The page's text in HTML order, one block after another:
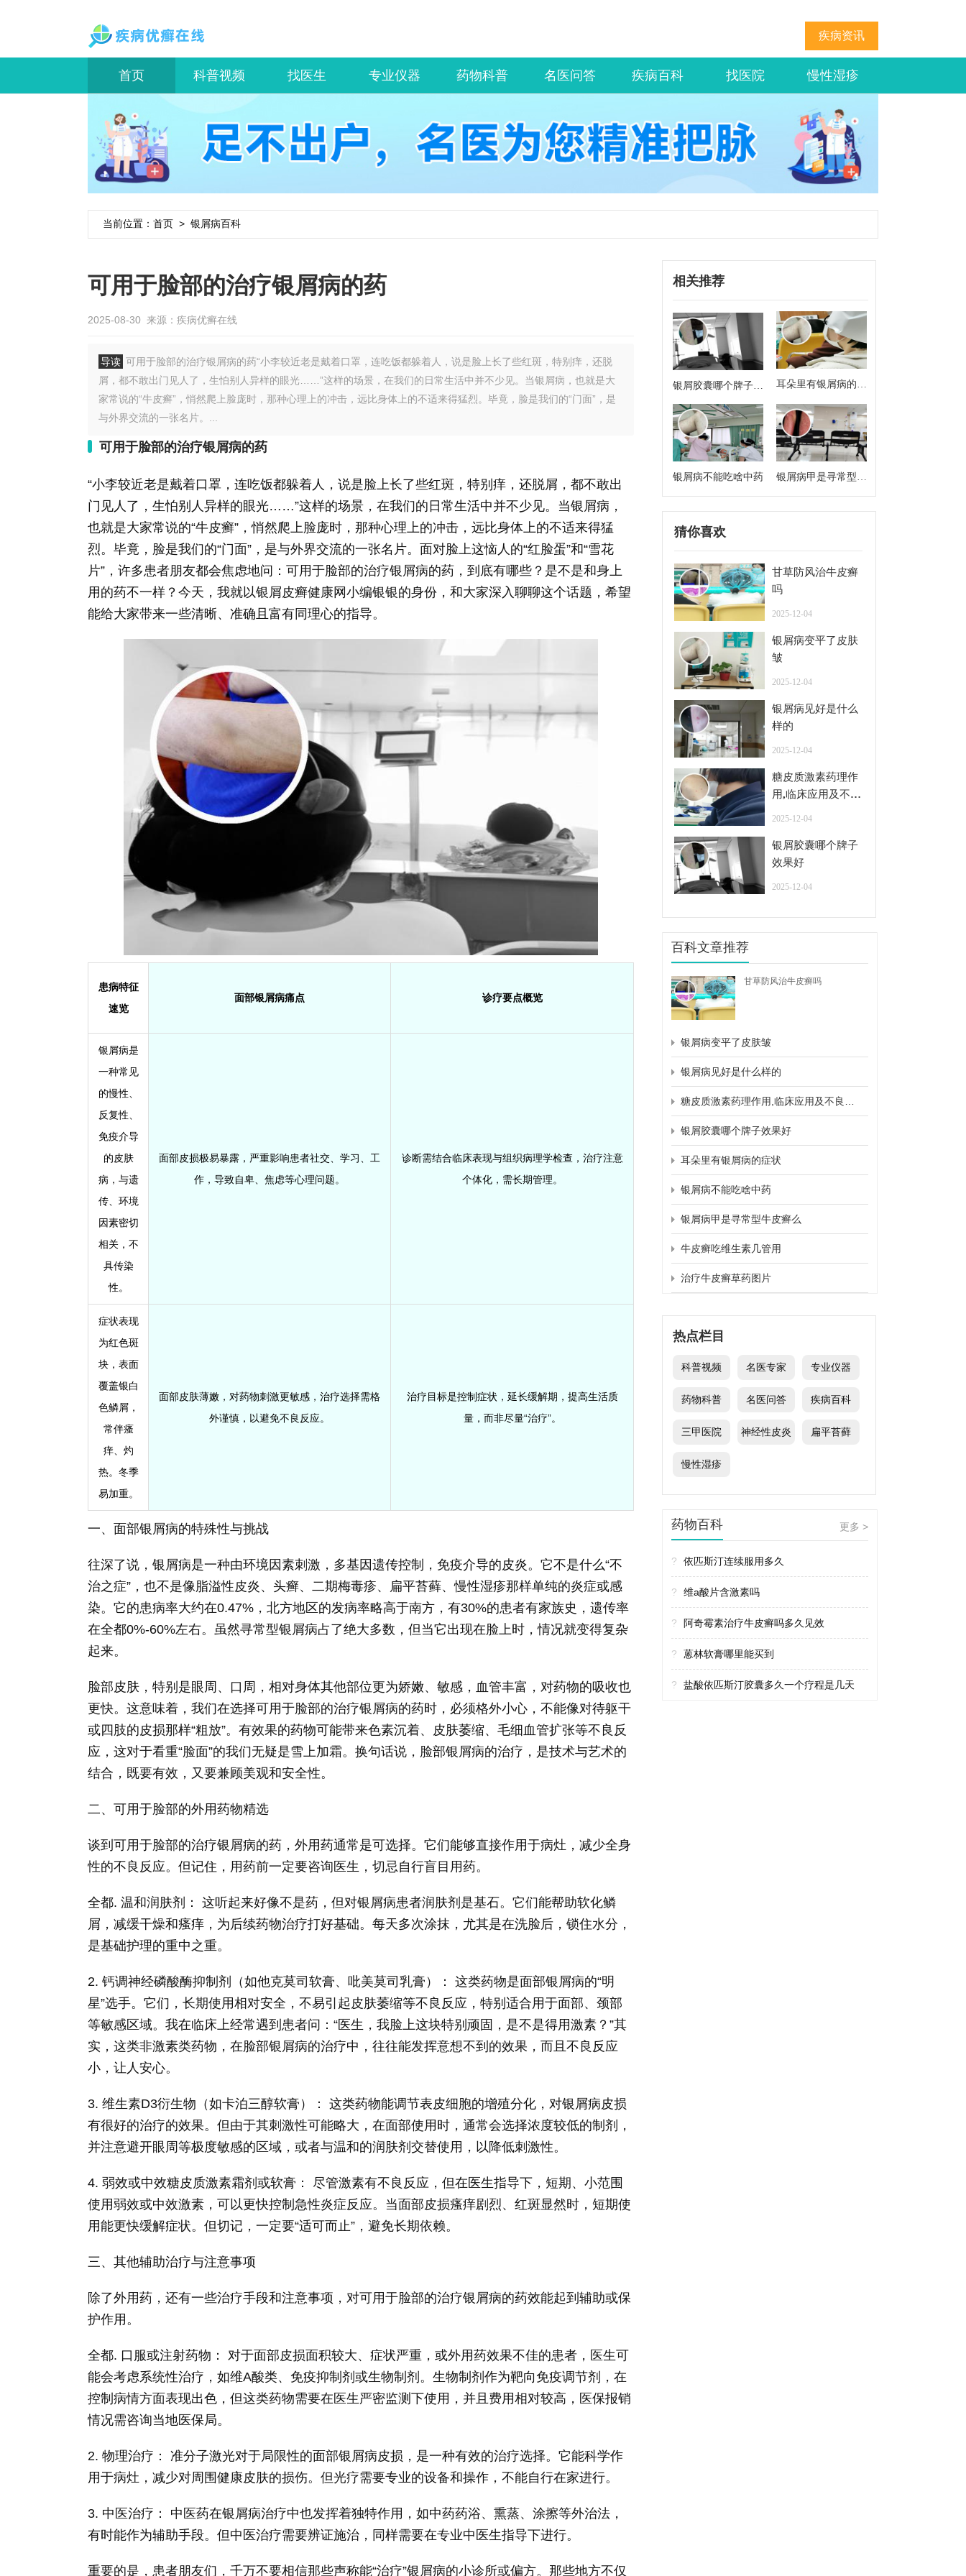
疾病资讯
首页 科普视频 找医生 专业仪器 药物科普 名医问答 疾病百科 找医院 慢性湿疹
当前位置： 首页 > 银屑病百科
可用于脸部的治疗银屑病的药
2025-08-30 来源： 疾病优癣在线
导读 可用于脸部的治疗银屑病的药“小李较近老是戴着口罩，连吃饭都躲着人，说是脸上长了些红斑，特别痒，还脱
屑，都不敢出门见人了，生怕别人异样的眼光……”这样的场景，在我们的日常生活中并不少见。当银屑病，也就是大
家常说的“牛皮癣”，悄然爬上脸庞时，那种心理上的冲击，远比身体上的不适来得猛烈。毕竟，脸是我们的“门面”，是
与外界交流的一张名片。...
可用于脸部的治疗银屑病的药
“小李较近老是戴着口罩，连吃饭都躲着人，说是脸上长了些红斑，特别痒，还脱屑，都不敢出
门见人了，生怕别人异样的眼光……”这样的场景，在我们的日常生活中并不少见。当银屑病，
也就是大家常说的“牛皮癣”，悄然爬上脸庞时，那种心理上的冲击，远比身体上的不适来得猛
烈。毕竟，脸是我们的“门面”，是与外界交流的一张名片。面对脸上这恼人的“红脸蛋”和“雪花
片”，许多患者朋友都会焦虑地问：可用于脸部的治疗银屑病的药，到底有哪些？是不是和身上
用的药不一样？今天，我就以银屑皮癣健康网小编银银的身份，和大家深入聊聊这个话题，希望
能给大家带来一些清晰、准确且富有同理心的指导。
患病特征
速览
面部银屑病痛点 诊疗要点概览
银屑病是
一种常见
的慢性、
反复性、
免疫介导
的皮肤
病，与遗
传、环境
因素密切
相关，不
具传染
性。
面部皮损极易暴露，严重影响患者社交、学习、工
作，导致自卑、焦虑等心理问题。
诊断需结合临床表现与组织病理学检查，治疗注意
个体化，需长期管理。
症状表现
为红色斑
块，表面
覆盖银白
色鳞屑，
常伴瘙
痒、灼
热。冬季
易加重。
面部皮肤薄嫩，对药物刺激更敏感，治疗选择需格
外谨慎，以避免不良反应。
治疗目标是控制症状，延长缓解期，提高生活质
量，而非尽量“治疗”。
一、面部银屑病的特殊性与挑战
往深了说，银屑病是一种由环境因素刺激，多基因遗传控制，免疫介导的皮炎。它不是什么“不
治之症”，也不是像脂溢性皮炎、头癣、二期梅毒疹、扁平苔藓、慢性湿疹那样单纯的炎症或感
染。它的患病率大约在0.47%，北方地区的发病率略高于南方，有30%的患者有家族史，遗传率
在全都0%-60%左右。虽然寻常型银屑病占了绝大多数，但当它出现在脸上时，情况就变得复杂
起来。
脸部皮肤，特别是眼周、口周，相对身体其他部位更为娇嫩、敏感，血管丰富，对药物的吸收也
更快。这意味着，我们在选择可用于脸部的治疗银屑病的药时，必须格外小心，不能像对待躯干
或四肢的皮损那样“粗放”。有效果的药物可能带来色素沉着、皮肤萎缩、毛细血管扩张等不良反
应，这对于看重“脸面”的我们无疑是雪上加霜。换句话说，脸部银屑病的治疗，是技术与艺术的
结合，既要有效，又要兼顾美观和安全性。
二、可用于脸部的外用药物精选
谈到可用于脸部的治疗银屑病的药，外用药通常是可选择。它们能够直接作用于病灶，减少全身
性的不良反应。但记住，用药前一定要咨询医生，切忌自行盲目用药。
全都. 温和润肤剂： 这听起来好像不是药，但对银屑病患者润肤剂是基石。它们能帮助软化鳞
屑，减缓干燥和瘙痒，为后续药物治疗打好基础。每天多次涂抹，尤其是在洗脸后，锁住水分，
是基础护理的重中之重。
2. 钙调神经磷酸酶抑制剂（如他克莫司软膏、吡美莫司乳膏）： 这类药物是面部银屑病的“明
星”选手。它们，长期使用相对安全，不易引起皮肤萎缩等不良反应，特别适合用于面部、颈部
等敏感区域。我在临床上经常遇到患者问：“医生，我脸上这块特别顽固，是不是得用激素？”其
实，这类非激素类药物，在脸部银屑病的治疗中，往往能发挥意想不到的效果，而且不良反应
小，让人安心。
3. 维生素D3衍生物（如卡泊三醇软膏）： 这类药物能调节表皮细胞的增殖分化，对银屑病皮损
有很好的治疗的效果。但由于其刺激性可能略大，在面部使用时，通常会选择浓度较低的制剂，
并注意避开眼周等极度敏感的区域，或者与温和的润肤剂交替使用，以降低刺激性。
4. 弱效或中效糖皮质激素霜剂或软膏： 尽管激素有不良反应，但在医生指导下，短期、小范围
使用弱效或中效激素，可以更快控制急性炎症反应。当面部皮损瘙痒剧烈、红斑显然时，短期使
用能更快缓解症状。但切记，一定要“适可而止”，避免长期依赖。
三、其他辅助治疗与注意事项
除了外用药，还有一些治疗手段和注意事项，对可用于脸部的治疗银屑病的药效能起到辅助或保
护作用。
全都. 口服或注射药物： 对于面部皮损面积较大、症状严重，或外用药效果不佳的患者，医生可
能会考虑系统性治疗，如维A酸类、免疫抑制剂或生物制剂。生物制剂作为靶向免疫调节剂，在
控制病情方面表现出色，但这类药物需要在医生严密监测下使用，并且费用相对较高，医保报销
情况需咨询当地医保局。
2. 物理治疗： 准分子激光对于局限性的面部银屑病皮损，是一种有效的治疗选择。它能科学作
用于病灶，减少对周围健康皮肤的损伤。但光疗需要专业的设备和操作，不能自行在家进行。
3. 中医治疗： 中医药在银屑病治疗中也发挥着独特作用，如中药药浴、熏蒸、涂擦等外治法，
有时能作为辅助手段。但中医治疗需要辨证施治，同样需要在专业中医生指导下进行。
重要的是，患者朋友们，千万不要相信那些声称能“治疗”银屑病的小诊所或偏方。那些地方不仅
相关推荐
银屑胶囊哪个牌子效
果好
耳朵里有银屑病的症
银屑病不能吃啥中药
银屑病甲是寻常型牛
皮癣么
猜你喜欢
甘草防风治牛皮癣
吗
2025-12-04
银屑病变平了皮肤
皱
2025-12-04
银屑病见好是什么
样的
2025-12-04
糖皮质激素药理作
用,临床应用及不良
2025-12-04
银屑胶囊哪个牌子
效果好
2025-12-04
百科文章推荐
甘草防风治牛皮癣吗
银屑病变平了皮肤皱
银屑病见好是什么样的
银屑胶囊哪个牌子效果好
耳朵里有银屑病的症状
银屑病不能吃啥中药
银屑病甲是寻常型牛皮癣么
牛皮癣吃维生素几管用
治疗牛皮癣草药图片
热点栏目
科普视频 名医专家 专业仪器
药物科普 名医问答 疾病百科
三甲医院 神经性皮炎 扁平苔藓
慢性湿疹
药物百科 更多 >
? 依匹斯汀连续服用多久
? 维a酸片含激素吗
? 阿奇霉素治疗牛皮癣吗多久见效
? 蒽林软膏哪里能买到
? 盐酸依匹斯汀胶囊多久一个疗程是几天